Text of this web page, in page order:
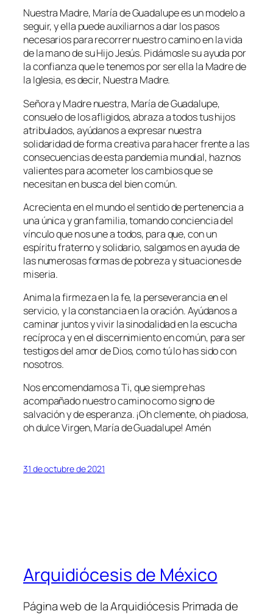
Nuestra Madre, María de Guadalupe es un modelo a
seguir, y ella puede auxiliarnos a dar los pasos
necesarios para recorrer nuestro camino en la vida
de la mano de su Hijo Jesús. Pidámosle su ayuda por
la confianza que le tenemos por ser ella la Madre de
la Iglesia, es decir, Nuestra Madre.
Señora y Madre nuestra, María de Guadalupe,
consuelo de los afligidos, abraza a todos tus hijos
atribulados, ayúdanos a expresar nuestra
solidaridad de forma creativa para hacer frente a las
consecuencias de esta pandemia mundial, haznos
valientes para acometer los cambios que se
necesitan en busca del bien común.
Acrecienta en el mundo el sentido de pertenencia a
una única y gran familia, tomando conciencia del
vínculo que nos une a todos, para que, con un
espíritu fraterno y solidario, salgamos en ayuda de
las numerosas formas de pobreza y situaciones de
miseria.
Anima la firmeza en la fe, la perseverancia en el
servicio, y la constancia en la oración. Ayúdanos a
caminar juntos y vivir la sinodalidad en la escucha
recíproca y en el discernimiento en común, para ser
testigos del amor de Dios, como tú lo has sido con
nosotros.
Nos encomendamos a Ti, que siempre has
acompañado nuestro camino como signo de
salvación y de esperanza. ¡Oh clemente, oh piadosa,
oh dulce Virgen, María de Guadalupe! Amén
31 de octubre de 2021
Arquidiócesis de México
Página web de la Arquidiócesis Primada de